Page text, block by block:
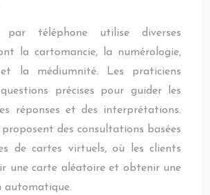
par téléphone utilise diverses
la cartomancie, la numérologie,
la médiumnité. Les praticiens
précises pour guider les
réponses et des interprétations.
des consultations basées
de cartes virtuels, où les clients
une carte aléatoire et obtenir une